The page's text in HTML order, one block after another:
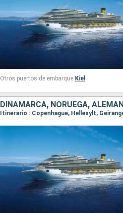
Otros puertos de embarque: Kiel
DINAMARCA, NORUEGA,
Itinerario : Copenhague, Hellesylt,